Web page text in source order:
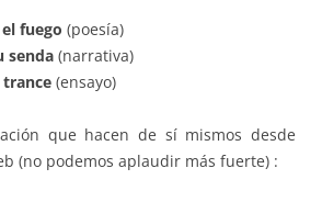
fuego (poesía)
senda (narrativa)
trance (ensayo)
que hacen de sí mismos desde
(no podemos aplaudir más fuerte) :